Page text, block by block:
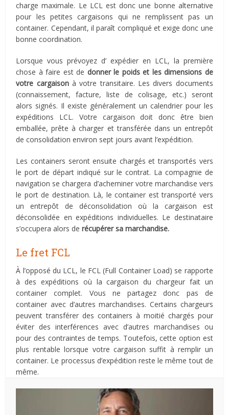
charge maximale. Le LCL est donc une bonne alternative
pour les petites cargaisons qui ne remplissent pas un
container. Cependant, il paraît compliqué et exige donc une
bonne coordination.
Lorsque vous prévoyez d’ expédier en LCL, la première
chose à faire est de donner le poids et les dimensions de
votre cargaisonà votre transitaire. Les divers documents
(connaissement, facture, liste de colisage, etc.) seront
alors signés. Il existe généralement un calendrier pour les
expéditions LCL. Votre cargaison doit donc être bien
emballée, prête à charger et transférée dans un entrepôt
de consolidation environ sept jours avant l’expédition.
Les containers seront ensuite chargés et transportés vers
le port de départ indiqué sur le contrat. La compagnie de
navigation se chargera d’acheminer votre marchandise vers
le port de destination. Là, le container est transporté vers
un entrepôt de déconsolidation où la cargaison est
déconsolidée en expéditions individuelles. Le destinataire
s’occupera alors derécupérer sa marchandise.
Le fret FCL
À l’opposé du LCL, le FCL (Full Container Load) se rapporte
à des expéditions où la cargaison du chargeur fait un
container complet. Vous ne partagez donc pas de
container avec d’autres marchandises. Certains chargeurs
peuvent transférer des containers à moitié chargés pour
éviter des interférences avec d’autres marchandises ou
pour des contraintes de temps. Toutefois, cette option est
plus rentable lorsque votre cargaison suffit à remplir un
container. Le processus d’expédition reste le même tout de
même.